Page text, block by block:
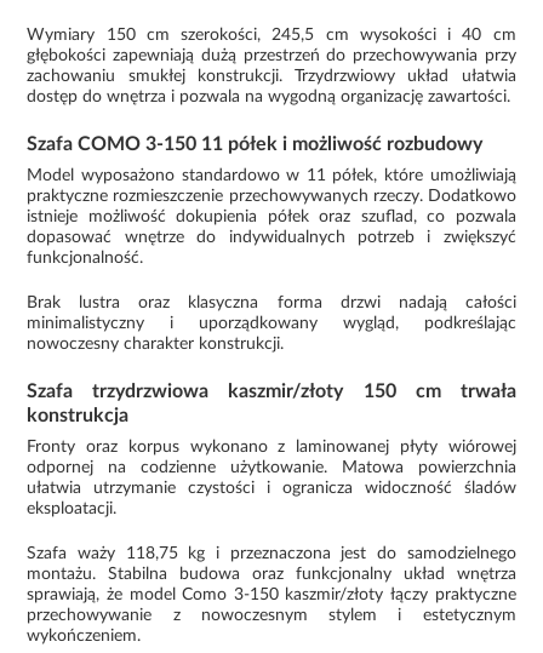
Wymiary 150 cm szerokości, 245,5 cm wysokości i 40 cm
głębokości zapewniają dużą przestrzeń do przechowywania przy
zachowaniu smukłej konstrukcji. Trzydrzwiowy układ ułatwia
dostęp do wnętrza i pozwala na wygodną organizację zawartości.
Szafa COMO 3-150 11 półek i możliwość rozbudowy
Model wyposażono standardowo w 11 półek, które umożliwiają
praktyczne rozmieszczenie przechowywanych rzeczy. Dodatkowo
istnieje możliwość dokupienia półek oraz szuflad, co pozwala
dopasować wnętrze do indywidualnych potrzeb i zwiększyć
funkcjonalność.
Brak lustra oraz klasyczna forma drzwi nadają całości
minimalistyczny i uporządkowany wygląd, podkreślając
nowoczesny charakter konstrukcji.
Szafa trzydrzwiowa kaszmir/złoty 150 cm trwała
konstrukcja
Fronty oraz korpus wykonano z laminowanej płyty wiórowej
odpornej na codzienne użytkowanie. Matowa powierzchnia
ułatwia utrzymanie czystości i ogranicza widoczność śladów
eksploatacji.
Szafa waży 118,75 kg i przeznaczona jest do samodzielnego
montażu. Stabilna budowa oraz funkcjonalny układ wnętrza
sprawiają, że model Como 3-150 kaszmir/złoty łączy praktyczne
przechowywanie z nowoczesnym stylem i estetycznym
wykończeniem.